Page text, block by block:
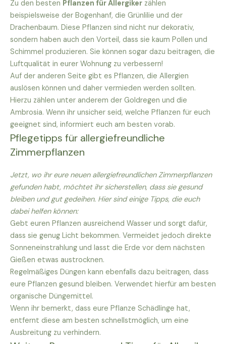
Zu den besten Pflanzen für Allergiker zählen
beispielsweise der Bogenhanf, die Grünlilie und der
Drachenbaum. Diese Pflanzen sind nicht nur dekorativ,
sondern haben auch den Vorteil, dass sie kaum Pollen und
Schimmel produzieren. Sie können sogar dazu beitragen, die
Luftqualität in eurer Wohnung zu verbessern!
Auf der anderen Seite gibt es Pflanzen, die Allergien
auslösen können und daher vermieden werden sollten.
Hierzu zählen unter anderem der Goldregen und die
Ambrosia. Wenn ihr unsicher seid, welche Pflanzen für euch
geeignet sind, informiert euch am besten vorab.
Pflegetipps für allergiefreundliche
Zimmerpflanzen
Jetzt, wo ihr eure neuen allergiefreundlichen Zimmerpflanzen
gefunden habt, möchtet ihr sicherstellen, dass sie gesund
bleiben und gut gedeihen. Hier sind einige Tipps, die euch
dabei helfen können:
Gebt euren Pflanzen ausreichend Wasser und sorgt dafür,
dass sie genug Licht bekommen. Vermeidet jedoch direkte
Sonneneinstrahlung und lasst die Erde vor dem nächsten
Gießen etwas austrocknen.
Regelmäßiges Düngen kann ebenfalls dazu beitragen, dass
eure Pflanzen gesund bleiben. Verwendet hierfür am besten
organische Düngemittel.
Wenn ihr bemerkt, dass eure Pflanze Schädlinge hat,
entfernt diese am besten schnellstmöglich, um eine
Ausbreitung zu verhindern.